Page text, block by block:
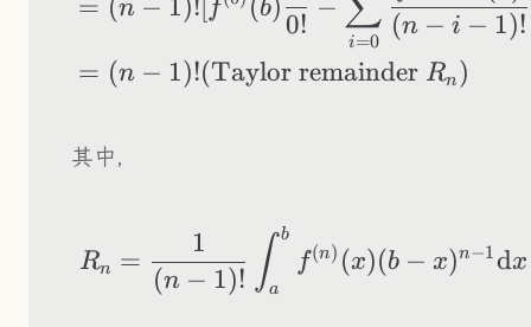
n f b
0!
i=0 (n − i − 1)!
= (n − 1)!(Taylor remainder Rn)
其中，
Rn =
(n − 1)!
1 ∫a
b
f(n) (x)(b − x)n−1 dx